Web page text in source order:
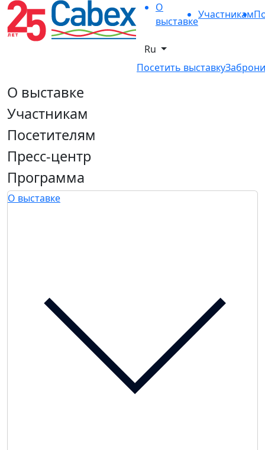
О
выставке
Участникам
Ru
Посетить выставку
О выставке
Участникам
Посетителям
Пресс-центр
Программа
О выставке